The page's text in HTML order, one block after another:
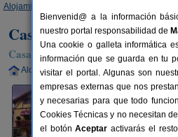
Alojamientos
Casa Rural Río Tirón
Casa Rural en Tormantos (La Rioja)
Alquiler completo 14+3 plazas 30
Bienvenid@ a la información
nuestro portal responsabilidad de
Una cookie o galleta informática
información que se guarda en tu
visitar el portal. Algunas son
empresas externas que nos
y necesarias para que todo
Cookies Técnicas y no necesitan
el botónAceptar activarás el